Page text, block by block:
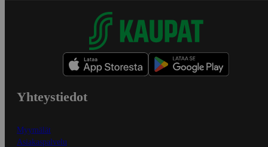
Yhteystiedot
Myymälät
Asiakaspalvelu